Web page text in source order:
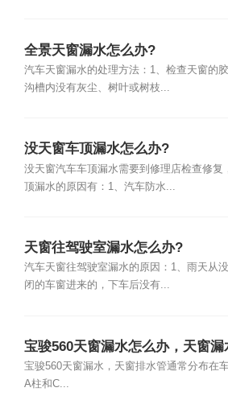
全景天窗漏水怎么办?
汽车天窗漏水的处理方法：1、检查天窗的
沟槽内没有灰尘、树叶或树枝...
没天窗车顶漏水怎么办?
没天窗汽车车顶漏水需要到修理店检查修复
顶漏水的原因有：1、汽车防水...
天窗往驾驶室漏水怎么办?
汽车天窗往驾驶室漏水的原因：1、雨天从
闭的车窗进来的，下车后没有...
宝骏560天窗漏水怎么办，天窗漏
因
宝骏560天窗漏水，天窗排水管通常分布在
A柱和C...